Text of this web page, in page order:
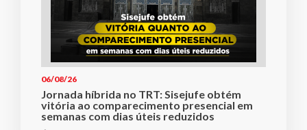
06/08/26
Jornada híbrida no TRT: Sisejufe obtém
vitória ao comparecimento presencial em
semanas com dias úteis reduzidos